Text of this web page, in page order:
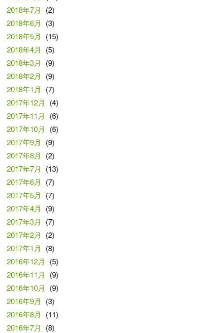
2018年7月
(2)
2018年6月
(3)
2018年5月
(15)
2018年4月
(5)
2018年3月
(9)
2018年2月
(9)
2018年1月
(7)
2017年12月
(4)
2017年11月
(6)
2017年10月
(6)
2017年9月
(9)
2017年8月
(2)
2017年7月
(13)
2017年6月
(7)
2017年5月
(7)
2017年4月
(9)
2017年3月
(7)
2017年2月
(2)
2017年1月
(8)
2016年12月
(5)
2016年11月
(9)
2016年10月
(9)
2016年9月
(3)
2016年8月
(11)
2016年7月
(8)